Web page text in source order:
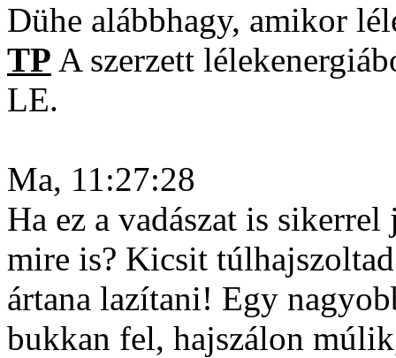
Dühe alábbhagy, amikor
TP A szerzett
LE.
Ma, 11:27:28
Ha ez a vadászat is
mire is? Kicsit
ártana lazítani! Egy
bukkan fel, hajszálon